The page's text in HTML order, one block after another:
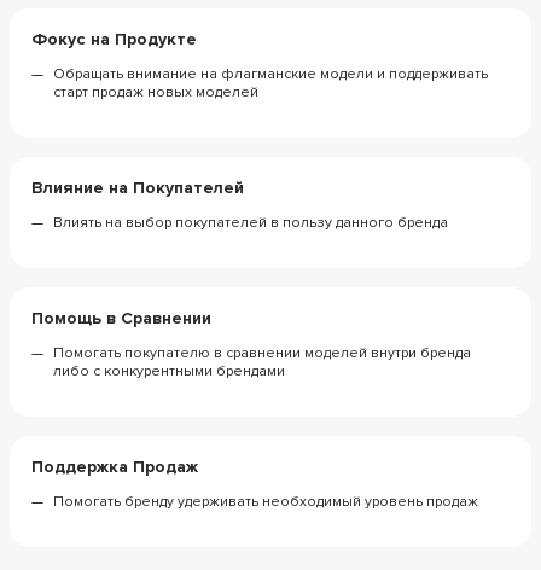
Фокус на Продукте
Обращать внимание на флагманские модели и поддерживать
старт продаж новых моделей
Влияние на Покупателей
Влиять на выбор покупателей в пользу данного бренда
Помощь в Сравнении
Помогать покупателю в сравнении моделей внутри бренда
либо с конкурентными брендами
Поддержка Продаж
Помогать бренду удерживать необходимый уровень продаж